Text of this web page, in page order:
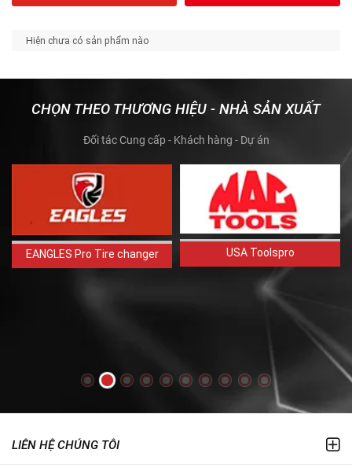
Hiện chưa có sản phẩm nào
CHỌN THEO THƯƠNG HIỆU - NHÀ SẢN XUẤT
Đối tác Cung cấp - Khách hàng - Dự án
EANGLES Pro Tire changer USA Toolspro
LIÊN HỆ CHÚNG TÔI